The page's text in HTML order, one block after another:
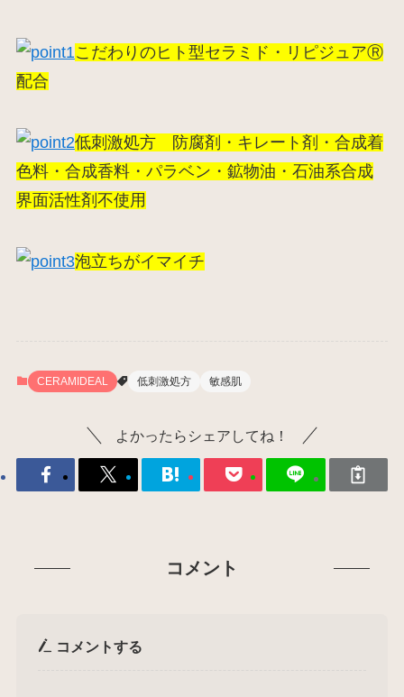
こだわりのヒト型セラミド・リピジュアⓇ
配合
低刺激処方 防腐剤・キレート剤・合成着
色料・合成香料・パラベン・鉱物油・石油系合成
界面活性剤不使用
泡立ちがイマイチ
CERAMIDEAL 低刺激処方 敏感肌
よかったらシェアしてね！
コメント
コメントする